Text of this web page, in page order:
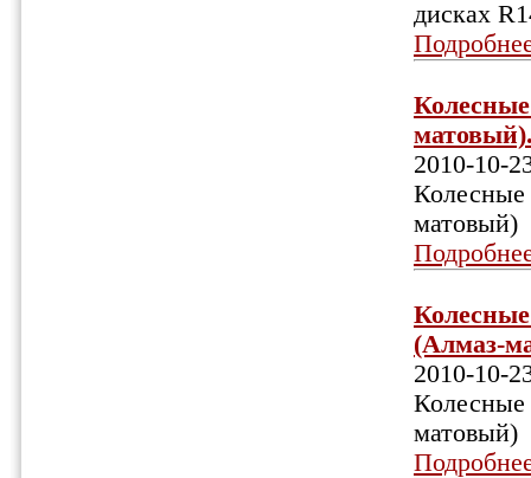
дисках
2010-10-
Колесные
матовый)
(Алмаз-
2010-10-
Колесные
матовый)